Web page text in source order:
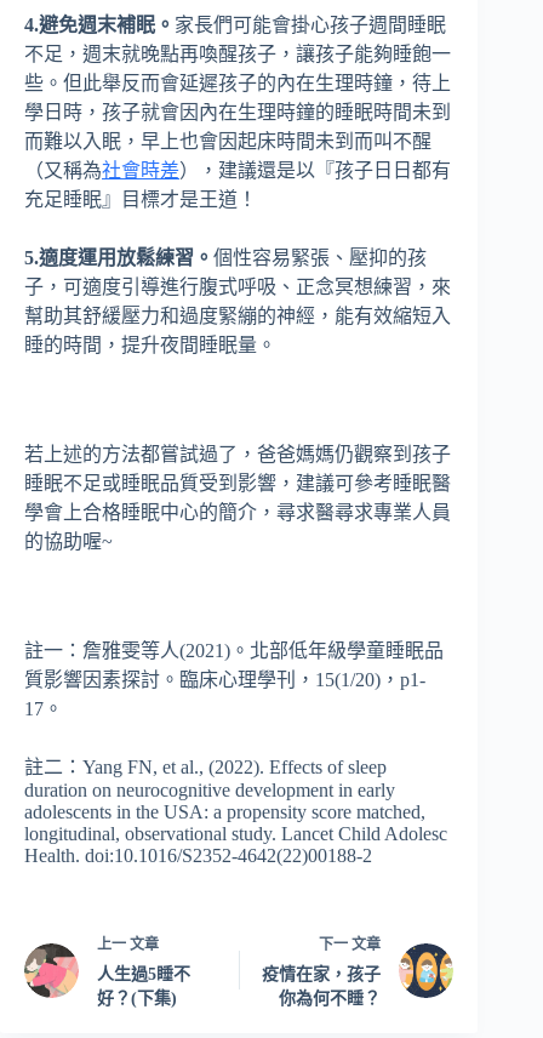
4.避免週末補眠。 家長們可能會掛心孩子週間睡眠
不足，週末就晚點再喚醒孩子，讓孩子能夠睡飽一
些。但此舉反而會延遲孩子的內在生理時鐘，待上
學日時，孩子就會因內在生理時鐘的睡眠時間未到
而難以入眠，早上也會因起床時間未到而叫不醒
（又稱為社會時差），建議還是以『孩子日日都有
充足睡眠』目標才是王道！
5.適度運用放鬆練習。 個性容易緊張、壓抑的孩
子，可適度引導進行腹式呼吸、正念冥想練習，來
幫助其舒緩壓力和過度緊繃的神經，能有效縮短入
睡的時間，提升夜間睡眠量。
若上述的方法都嘗試過了，爸爸媽媽仍觀察到孩子
睡眠不足或睡眠品質受到影響，建議可參考睡眠醫
學會上合格睡眠中心的簡介，尋求醫尋求專業人員
的協助喔~
註一：詹雅雯等人(2021)。北部低年級學童睡眠品
質影響因素探討。臨床心理學刊，15(1/20)，p1-
17。
註二：Yang FN, et al., (2022). Effects of sleep
duration on neurocognitive development in early
adolescents in the USA: a propensity score matched,
longitudinal, observational study. Lancet Child Adolesc
Health. doi:10.1016/S2352-4642(22)00188-2
上一 文章
人生過5睡不
好？(下集)
下一文章
疫情在家，孩子
你為何不睡？